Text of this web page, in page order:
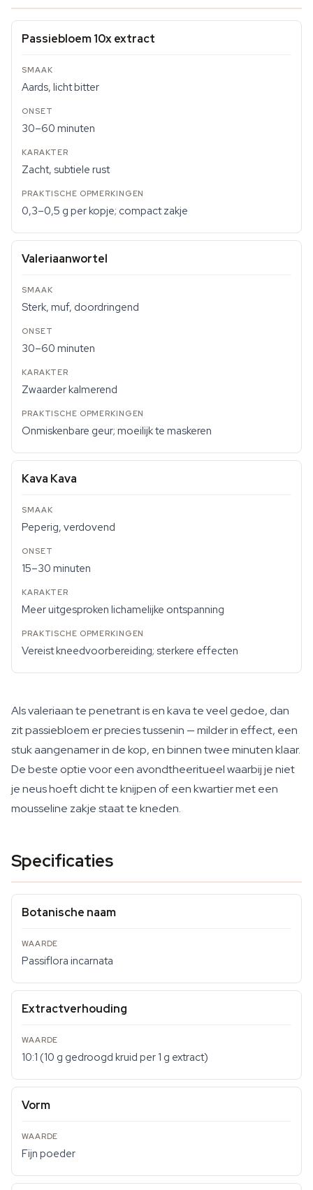
Passiebloem 10x extract
Aards, licht bitter
30–60 minuten
Zacht, subtiele rust
0,3–0,5 g per kopje; compact zakje
Valeriaanwortel
Sterk, muf, doordringend
30–60 minuten
Zwaarder kalmerend
Onmiskenbare geur; moeilijk te maskeren
Kava Kava
Peperig, verdovend
15–30 minuten
Meer uitgesproken lichamelijke ontspanning
Vereist kneedvoorbereiding; sterkere effecten
Als valeriaan te penetrant is en kava te veel gedoe, dan
zit passiebloem er precies tussenin — milder in effect, een
stuk aangenamer in de kop, en binnen twee minuten klaar.
De beste optie voor een avondtheeritueel waarbij je niet
je neus hoeft dicht te knijpen of een kwartier met een
mousseline zakje staat te kneden.
Specificaties
Botanische naam
Passiflora incarnata
Extractverhouding
10:1 (10 g gedroogd kruid per 1 g extract)
Vorm
Fijn poeder